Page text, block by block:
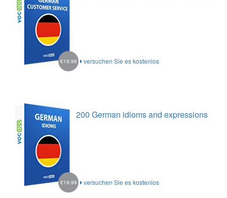
versuchen Sie es kostenlos
€19.99
200 German idioms and expressions
versuchen Sie es kostenlos
€19.99